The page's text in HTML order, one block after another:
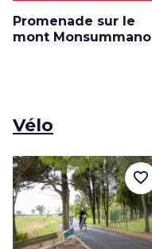
Promenade sur le
mont Monsummano
Vélo
favorite_border